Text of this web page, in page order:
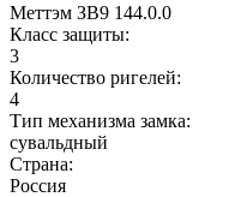
Меттэм ЗВ9 144.0.0
Класс защиты:
3
Количество ригелей:
4
Тип механизма замка:
сувальдный
Страна:
Россия